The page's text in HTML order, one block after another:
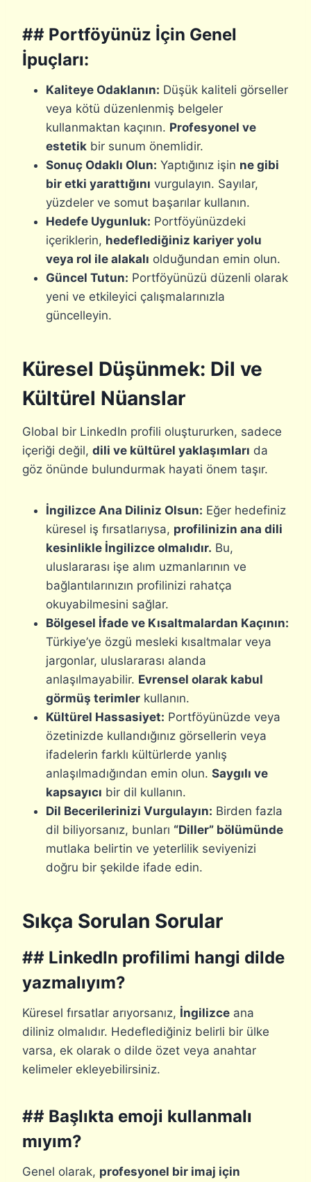
## Portföyünüz İçin Genel
İpuçları:
Kaliteye Odaklanın: Düşük kaliteli görseller
veya kötü düzenlenmiş belgeler
kullanmaktan kaçının. Profesyonel ve
estetik bir sunum önemlidir.
Sonuç Odaklı Olun: Yaptığınız işin ne gibi
bir etki yarattığını vurgulayın. Sayılar,
yüzdeler ve somut başarılar kullanın.
Hedefe Uygunluk: Portföyünüzdeki
içeriklerin, hedeflediğiniz kariyer yolu
veya rol ile alakalı olduğundan emin olun.
Güncel Tutun: Portföyünüzü düzenli olarak
yeni ve etkileyici çalışmalarınızla
güncelleyin.
Küresel Düşünmek: Dil ve
Kültürel Nüanslar
Global bir LinkedIn profili oluştururken, sadece
içeriği değil, dili ve kültürel yaklaşımları da
göz önünde bulundurmak hayati önem taşır.
İngilizce Ana Diliniz Olsun: Eğer hedefiniz
küresel iş fırsatlarıysa, profilinizin ana dili
kesinlikle İngilizce olmalıdır. Bu,
uluslararası işe alım uzmanlarının ve
bağlantılarınızın profilinizi rahatça
okuyabilmesini sağlar.
Bölgesel İfade ve Kısaltmalardan Kaçının:
Türkiye’ye özgü mesleki kısaltmalar veya
jargonlar, uluslararası alanda
anlaşılmayabilir. Evrensel olarak kabul
görmüş terimler kullanın.
Kültürel Hassasiyet: Portföyünüzde veya
özetinizde kullandığınız görsellerin veya
ifadelerin farklı kültürlerde yanlış
anlaşılmadığından emin olun. Saygılı ve
kapsayıcı bir dil kullanın.
Dil Becerilerinizi Vurgulayın: Birden fazla
dil biliyorsanız, bunları “Diller” bölümünde
mutlaka belirtin ve yeterlilik seviyenizi
doğru bir şekilde ifade edin.
Sıkça Sorulan Sorular
## LinkedIn profilimi hangi dilde
yazmalıyım?
Küresel fırsatlar arıyorsanız, İngilizce ana
diliniz olmalıdır. Hedeflediğiniz belirli bir ülke
varsa, ek olarak o dilde özet veya anahtar
kelimeler ekleyebilirsiniz.
## Başlıkta emoji kullanmalı
mıyım?
Genel olarak, profesyonel bir imaj için